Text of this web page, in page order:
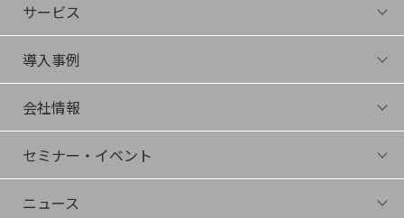
サービス
FIRA
Energize
Juku
導入事例
会社情報
会社概要
役員紹介
セミナー・イベント
セミナー・イベント一覧
アーカイブ
ニュース